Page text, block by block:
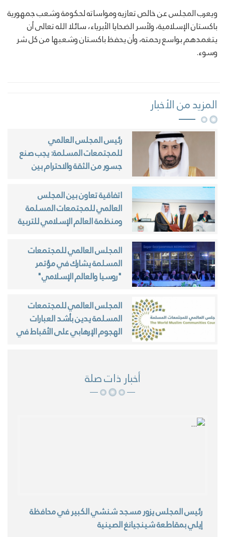
ويعرب المجلس عن خالص تعازيه ومواساته لحكومة وشعب جمهورية
باكستان الإسلامية، ولأسر الضحايا الأبرياء، سائلا الله تعالى أن
يتغمدهم بواسع رحمته، وأن يحفظ باكستان وشعبها من كل شر
وسوء.
المزيد من الأخبار
رئيس المجلس العالمي
للمجتمعات المسلمة: يجب صنع
جسور من الثقة والاحترام بين
اتفاقية تعاون بين المجلس
العالمي للمجتمعات المسلمة
ومنظمة العالم الإسلامي للتربية
المجلس العالمي للمجتمعات
المسلمة يشارك في مؤتمر
"روسيا والعالم الإسلامي"
المجلس العالمي للمجتمعات
المسلمة يدين بأشد العبارات
الهجوم الإرهابي على الأقباط في
أخبار ذات صلة
رئيس المجلس يزور مسجد شنشي الكبير في محافظة
إيلي بمقاطعة شينجيانغ الصينية